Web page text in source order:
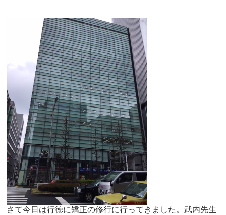
さて今日は行徳に矯正の修行に行ってきました。武内先生